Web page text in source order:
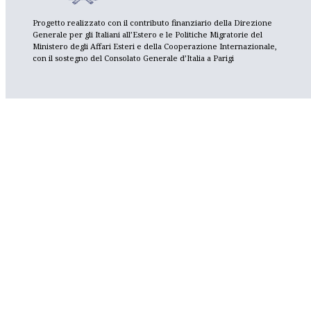
Progetto realizzato con il contributo finanziario della Direzione
Generale per gli Italiani all’Estero e le Politiche Migratorie del
Ministero degli Affari Esteri e della Cooperazione Internazionale,
con il sostegno del Consolato Generale d’Italia a Parigi